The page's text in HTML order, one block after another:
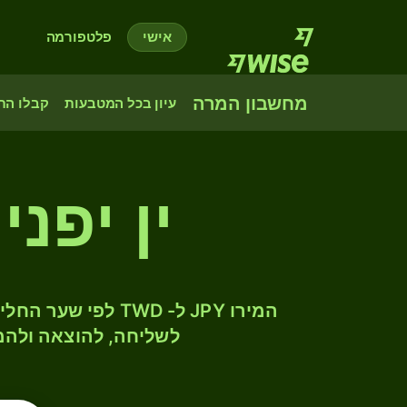
אישי פלטפורמה
מחשבון המרה עיון בכל המטבעות קבלו
ין
לשליחה, להוצאה